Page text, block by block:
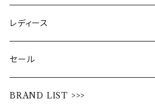
レディース
セール
BRAND LIST >>>